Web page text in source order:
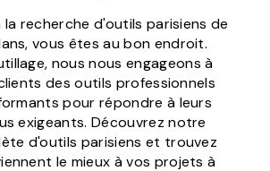
la recherche d'outils parisiens de
vous êtes au bon endroit.
nous nous engageons à
des outils professionnels
pour répondre à leurs
exigeants. Découvrez notre
d'outils parisiens et trouvez
le mieux à vos projets à